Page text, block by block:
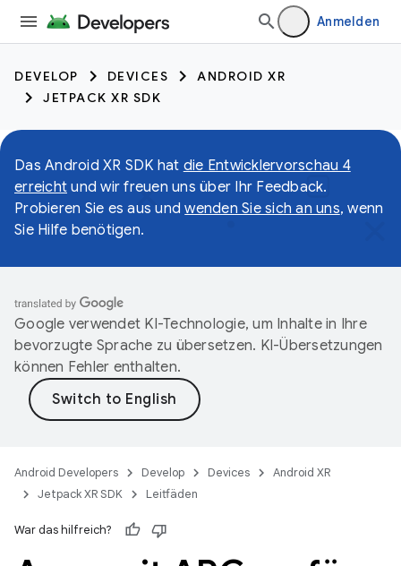
Anmelden
DEVELOP DEVICES
ANDROID XR
JETPACK XR SDK
Das Android XR SDK hat die Entwicklervorschau 4
erreicht und wir freuen uns über Ihr Feedback.
Probieren Sie es aus undwenden Sie sich an uns, wenn
Sie Hilfe benötigen.
Google verwendet KI-Technologie, um Inhalte in Ihre
bevorzugte Sprache zu übersetzen. KI-Übersetzungen
können Fehler enthalten.
Android Developers Develop Devices
Android XR
Jetpack XR SDK
Leitfäden
War das hilfreich?